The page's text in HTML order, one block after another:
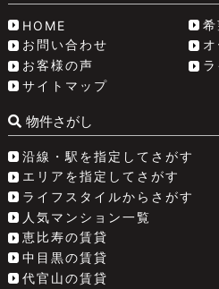
HOME
お問い合わせ
お客様の声
サイトマップ
物件さがし
沿線・駅を指定してさがす
エリアを指定してさがす
ライフスタイルからさがす
人気マンション一覧
恵比寿の賃貸
中目黒の賃貸
代官山の賃貸